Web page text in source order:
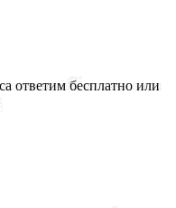
ответим бесплатно или